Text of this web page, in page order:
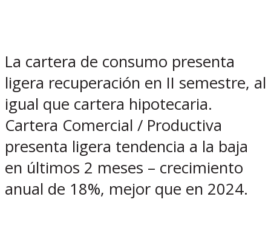
La cartera de consumo presenta
ligera recuperación en II semestre, al
igual que cartera hipotecaria.
Cartera Comercial / Productiva
presenta ligera tendencia a la baja
en últimos 2 meses – crecimiento
anual de 18%, mejor que en 2024.